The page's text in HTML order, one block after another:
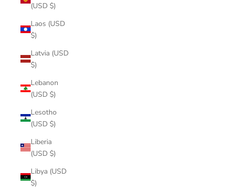
(USD $)
Laos (USD
$)
Latvia (USD
$)
Lebanon
(USD $)
Lesotho
(USD $)
Liberia
(USD $)
Libya (USD
$)